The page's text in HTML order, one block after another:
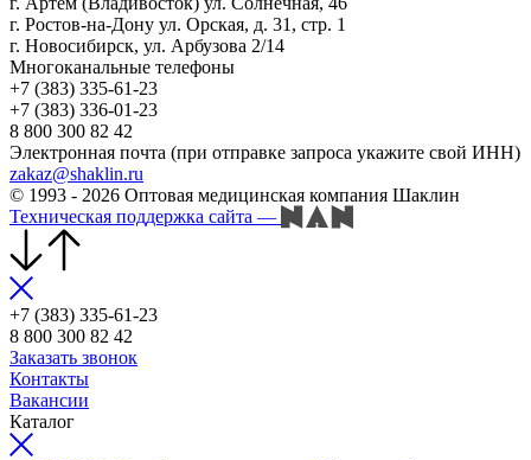
г. Ростов-на-Дону ул. Орская, д. 31, стр. 1
г. Новосибирск, ул. Арбузова 2/14
Многоканальные телефоны
+7 (383) 335-61-23
+7 (383) 336-01-23
8 800 300 82 42
Электронная почта (при отправке запроса укажите свой ИНН)
zakaz@shaklin.ru
© 1993 - 2026 Оптовая медицинская компания Шаклин
Техническая поддержка сайта —
+7 (383) 335-61-23
8 800 300 82 42
Заказать звонок
Контакты
Вакансии
Каталог